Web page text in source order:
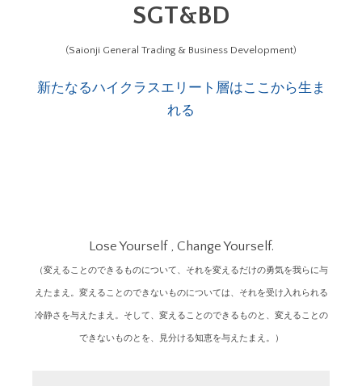
SGT&BD
(Saionji General Trading & Business Development)
新たなるハイクラスエリート層はここから生ま
れる
Lose Yourself , Change Yourself.
（変えることのできるものについて、それを変えるだけの勇気を我らに与
えたまえ。変えることのできないものについては、それを受け入れられる
冷静さを与えたまえ。そして、変えることのできるものと、変えることの
できないものとを、見分ける知恵を与えたまえ。）